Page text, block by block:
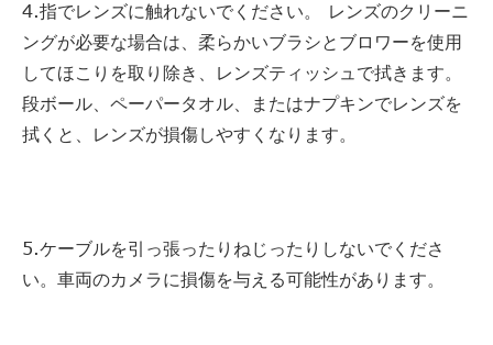
4.指でレンズに触れないでください。 レンズのクリーニ
ングが必要な場合は、柔らかいブラシとブロワーを使用
してほこりを取り除き、レンズティッシュで拭きます。
段ボール、ペーパータオル、またはナプキンでレンズを
拭くと、レンズが損傷しやすくなります。
5.ケーブルを引っ張ったりねじったりしないでくださ
い。車両のカメラに損傷を与える可能性があります。